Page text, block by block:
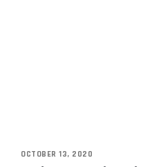
OCTOBER 13, 2020